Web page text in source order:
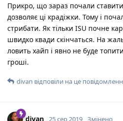
Прикро, що зараз почали ставити
дозволяє ці крадіжки. Тому і
стрибати. Як тільки ISU почне
швидко квади скінчаться. На
ловить хайп і явно не буде
гроші.
divan відповіли на це
divan 25 сер 2019 Змінено